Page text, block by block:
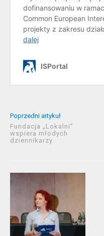
Poprzedni artykuł
Fundacja „Lokalni”
wspiera młodych
dziennikarzy